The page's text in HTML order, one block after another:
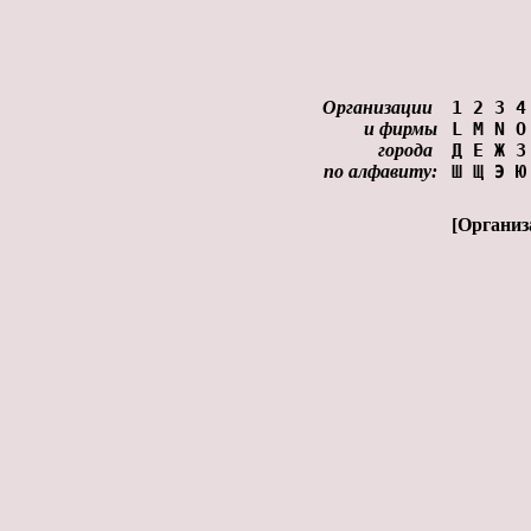
Организации
и фирмы
города
по алфавиту:
1 2 3 4
L M N O
Д Е Ж З
Ш Щ Э Ю
[